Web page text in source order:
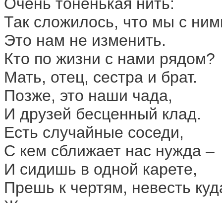
Очень тоненькая нить:
Так сложилось, что мы с
Это нам не изменить.
Кто по жизни с нами рядом?
Мать, отец, сестра и брат.
Позже, это наши чада,
И друзей бесценный клад.
Есть случайные соседи,
С кем сближает нас нужда –
И сидишь в одной карете,
Прешь к чертям, невесть